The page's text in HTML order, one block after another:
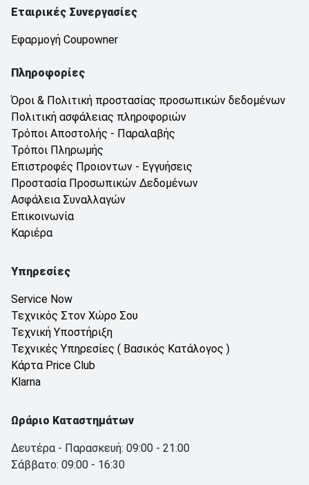
Εταιρικές Συνεργασίες
Εφαρμογή Coupowner
Πληροφορίες
Όροι & Πολιτική προστασίας προσωπικών δεδομένων
Πολιτική ασφάλειας πληροφοριών
Τρόποι Αποστολής - Παραλαβής
Τρόποι Πληρωμής
Επιστροφές Προιοντων - Εγγυήσεις
Προστασία Προσωπικών Δεδομένων
Ασφάλεια Συναλλαγών
Επικοινωνία
Καριέρα
Υπηρεσίες
Service Now
Τεχνικός Στον Χώρο Σου
Τεχνική Υποστήριξη
Τεχνικές Υπηρεσίες ( Βασικός Κατάλογος )
Κάρτα Price Club
Klarna
Ωράριο Καταστημάτων
Δευτέρα - Παρασκευή: 09:00 - 21:00
Σάββατο: 09:00 - 16:30